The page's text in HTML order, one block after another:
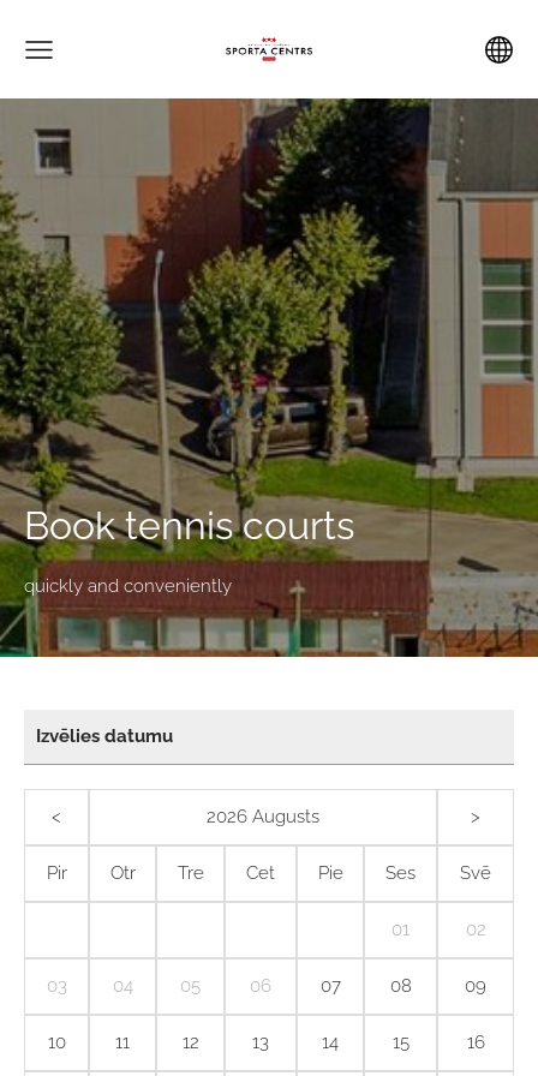
Book tennis courts
quickly and conveniently
Izvēlies datumu
< 2026 Augusts >
Pir Otr Tre Cet Pie Ses Svē
01 02
03 04 05 06 07 08 09
10 11 12 13 14 15 16